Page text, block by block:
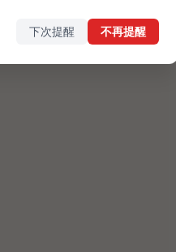
下次提醒 不再提醒